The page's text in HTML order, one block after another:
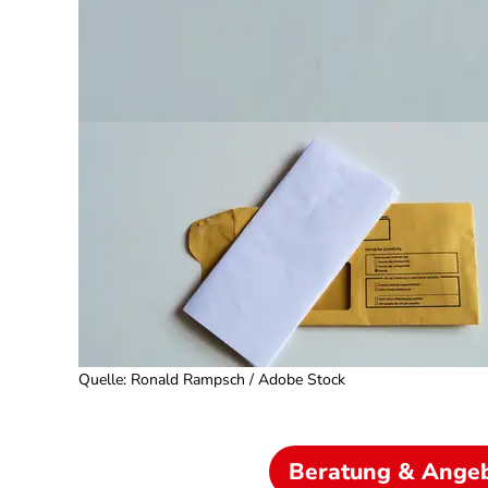
Quelle: Ronald Rampsch / Adobe Stock
Beratung &